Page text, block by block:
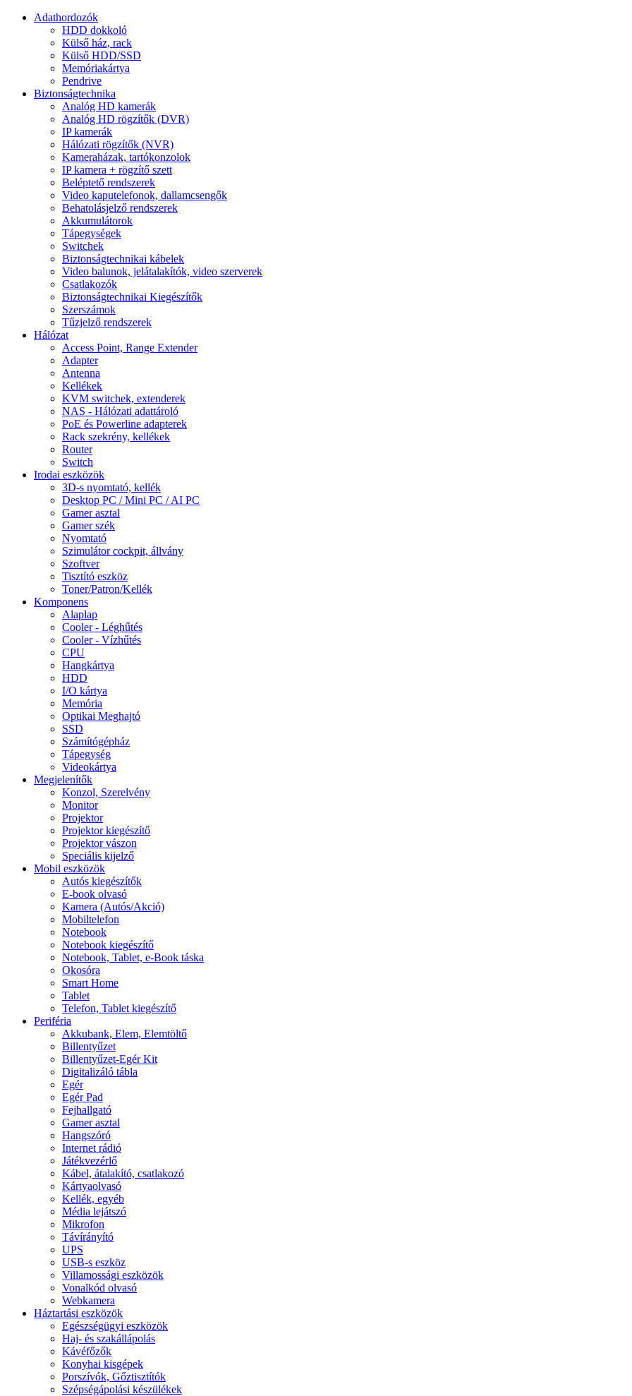
Adathordozók
HDD dokkoló
Külső ház, rack
Külső HDD/SSD
Memóriakártya
Pendrive
Biztonságtechnika
Analóg HD kamerák
Analóg HD rögzítők (DVR)
IP kamerák
Hálózati rögzítők (NVR)
Kameraházak, tartókonzolok
IP kamera + rögzítő szett
Beléptető rendszerek
Video kaputelefonok, dallamcsengők
Behatolásjelző rendszerek
Akkumulátorok
Tápegységek
Switchek
Biztonságtechnikai kábelek
Video balunok, jelátalakítók, video szerverek
Csatlakozók
Biztonságtechnikai Kiegészítők
Szerszámok
Tűzjelző rendszerek
Hálózat
Access Point, Range Extender
Adapter
Antenna
Kellékek
KVM switchek, extenderek
NAS - Hálózati adattároló
PoE és Powerline adapterek
Rack szekrény, kellékek
Router
Switch
Irodai eszközök
3D-s nyomtató, kellék
Desktop PC / Mini PC / AI PC
Gamer asztal
Gamer szék
Nyomtató
Szimulátor cockpit, állvány
Szoftver
Tisztító eszköz
Toner/Patron/Kellék
Komponens
Alaplap
Cooler - Léghűtés
Cooler - Vízhűtés
CPU
Hangkártya
HDD
I/O kártya
Memória
Optikai Meghajtó
SSD
Számítógépház
Tápegység
Videokártya
Megjelenítők
Konzol, Szerelvény
Monitor
Projektor
Projektor kiegészítő
Projektor vászon
Speciális kijelző
Mobil eszközök
Autós kiegészítők
E-book olvasó
Kamera (Autós/Akció)
Mobiltelefon
Notebook
Notebook kiegészítő
Notebook, Tablet, e-Book táska
Okosóra
Smart Home
Tablet
Telefon, Tablet kiegészítő
Periféria
Akkubank, Elem, Elemtöltő
Billentyűzet
Billentyűzet-Egér Kit
Digitalizáló tábla
Egér
Egér Pad
Fejhallgató
Gamer asztal
Hangszóró
Internet rádió
Játékvezérlő
Kábel, átalakító, csatlakozó
Kártyaolvasó
Kellék, egyéb
Média lejátszó
Mikrofon
Távírányító
UPS
USB-s eszköz
Villamossági eszközök
Vonalkód olvasó
Webkamera
Háztartási eszközök
Egészségügyi eszközök
Haj- és szakállápolás
Kávéfőzők
Konyhai kisgépek
Porszívók, Gőztisztítók
Szépségápolási készülékek